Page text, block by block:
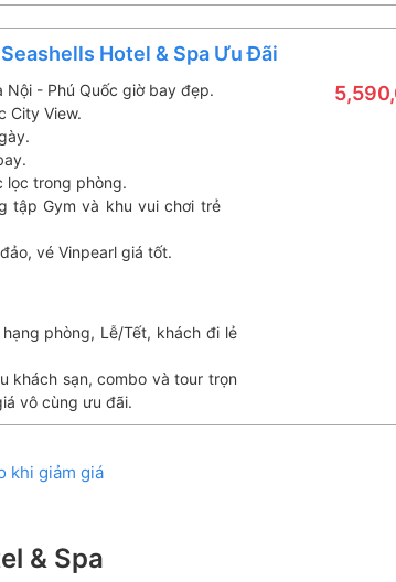
Hotel & Spa Ưu Đãi
Nội - Phú Quốc giờ bay đẹp.
City View.
lọc trong phòng.
tập Gym và khu vui chơi trẻ
vé Vinpearl giá tốt.
phòng, Lễ/Tết, khách đi lẻ
khách sạn, combo và tour trọn
vô cùng ưu đãi.
khi giảm giá
& Spa